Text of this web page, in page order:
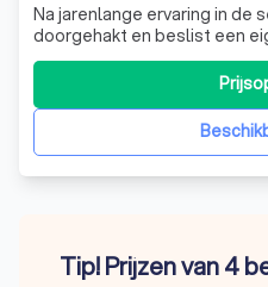
Na jarenlange ervaring in de sector heb ik de knoop
doorgehakt en beslist een
Tech Security Vof. B-Tech Security biedt u een
totaaloplossing wanneer het gaat om
zowel particulieren als bedrijven. Wij zijn met
gespecialiseerd in alarm,
Tip! Prijzen van 4